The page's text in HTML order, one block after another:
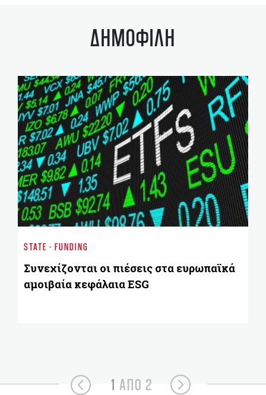
ΔΗΜΟΦΙΛΗ
STATE - FUNDING
Συνεχίζονται οι πιέσεις στα ευρωπαϊκά
αμοιβαία κεφάλαια ESG
1 ΑΠΟ 2